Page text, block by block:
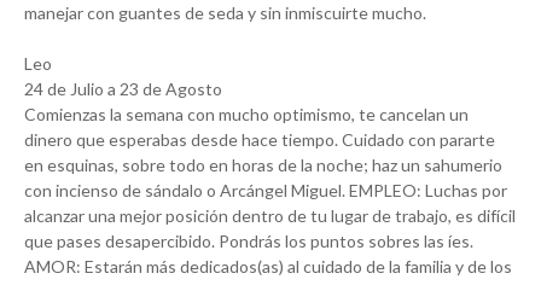
manejar con guantes de seda y sin inmiscuirte mucho.
Leo
24 de Julio a 23 de Agosto
Comienzas la semana con mucho optimismo, te cancelan un
dinero que esperabas desde hace tiempo. Cuidado con pararte
en esquinas, sobre todo en horas de la noche; haz un sahumerio
con incienso de sándalo o Arcángel Miguel. EMPLEO: Luchas por
alcanzar una mejor posición dentro de tu lugar de trabajo, es difícil
que pases desapercibido. Pondrás los puntos sobres las íes.
AMOR: Estarán más dedicados(as) al cuidado de la familia y de los